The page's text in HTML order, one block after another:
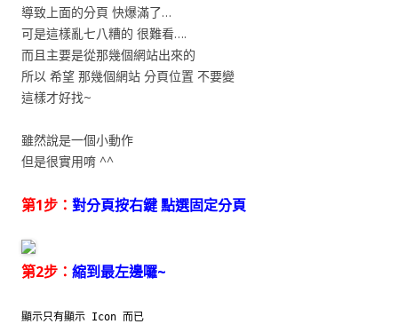
導致上面的分頁 快爆滿了…
可是這樣亂七八糟的 很難看….
而且主要是從那幾個網站出來的
所以 希望 那幾個網站 分頁位置 不要變
這樣才好找~
雖然說是一個小動作
但是很實用唷 ^^
第1步： 對分頁按右鍵 點選固定分頁
第2步： 縮到最左邊囉~
顯示只有顯示 Icon 而已